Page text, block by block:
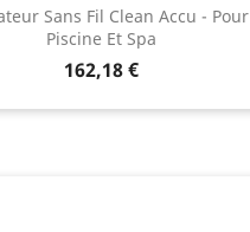
Sans Fil Clean Accu - Pour
Piscine Et Spa
Prix
162,18 €